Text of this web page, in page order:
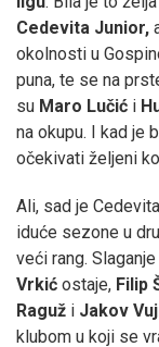
Cedevita Junior,
okolnosti u
puna, te se na
su Maro Lučić i
na okupu. I kad je
očekivati željeni
Ali, sad je
iduće sezone u
veći rang.
Vrkić ostaje, Filip
Raguž i Jakov
klubom u koji se